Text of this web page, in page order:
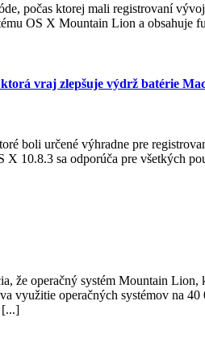
počas ktorej mali registrovaní
OS X Mountain Lion a obsahuje
vraj zlepšuje výdrž batérie
boli určené výhradne pre
X 10.8.3 sa odporúča pre všetkých
že operačný systém Mountain
využitie operačných systémov na
[...]